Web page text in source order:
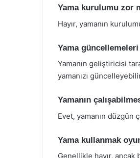
Yama kurulumu zor
Hayır, yamanın
Yama güncellemeleri
Yamanın geliştiricisi
yamanızı
Yamanın
Evet, yamanın düzgün
Yama kullanmak
Genellikle hayır,